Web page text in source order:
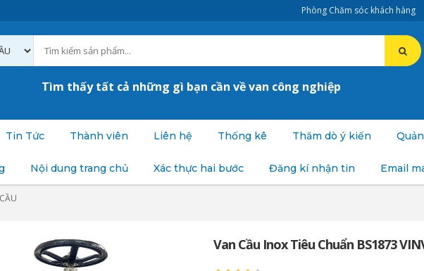
Phòng Chăm sóc khách hàng
Tìm thấy tất cả những gì bạn cần về van công nghiệp
Tin Tức Thành viên Liên hệ Thống kê Thăm dò ý kiến
Nội dung trang chủ Xác thực hai bước Đăng kí nhận tin Email
Van Cầu Inox Tiêu Chuẩn BS1873